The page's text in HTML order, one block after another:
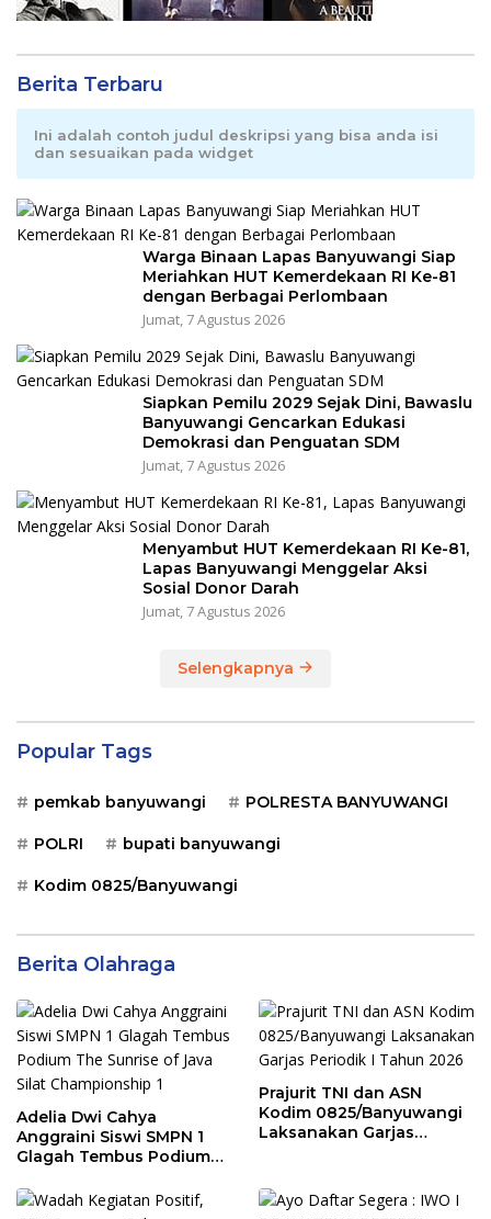
Berita Terbaru
Ini adalah contoh judul deskripsi yang bisa anda isi
dan sesuaikan pada widget
Warga Binaan Lapas Banyuwangi Siap
Meriahkan HUT Kemerdekaan RI Ke-81
dengan Berbagai Perlombaan
Jumat, 7 Agustus 2026
Siapkan Pemilu 2029 Sejak Dini, Bawaslu
Banyuwangi Gencarkan Edukasi
Demokrasi dan Penguatan SDM
Jumat, 7 Agustus 2026
Menyambut HUT Kemerdekaan RI Ke-81,
Lapas Banyuwangi Menggelar Aksi
Sosial Donor Darah
Jumat, 7 Agustus 2026
Selengkapnya
Popular Tags
pemkab banyuwangi POLRESTA BANYUWANGI
POLRI bupati banyuwangi
Kodim 0825/Banyuwangi
Berita Olahraga
Adelia Dwi Cahya
Anggraini Siswi SMPN 1
Glagah Tembus Podium
Championship 1
Prajurit TNI dan ASN
Kodim 0825/Banyuwangi
Laksanakan Garjas